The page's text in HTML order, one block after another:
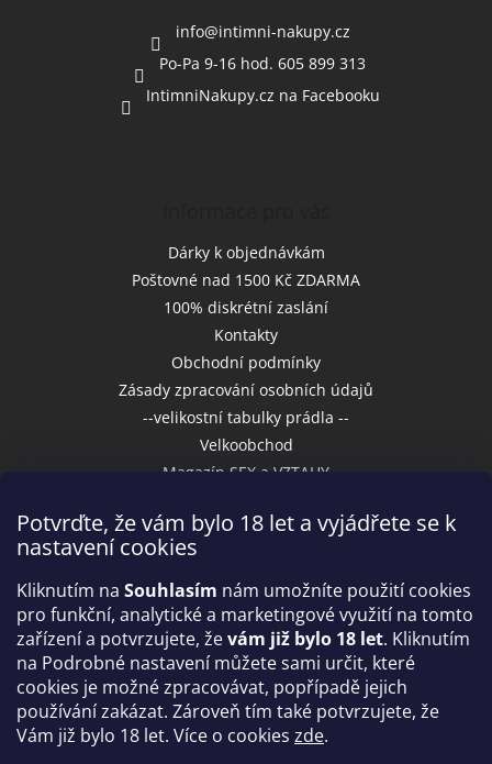
Potvrďte, že vám bylo 18 let a vyjádřete se k
nastavení cookies
Kliknutím na Souhlasím nám umožníte použití cookies
pro funkční, analytické a marketingové využití na tomto
zařízení a potvrzujete, ževám již bylo 18 let. Kliknutím
na Podrobné nastavení můžete sami určit, které
cookies je možné zpracovávat, popřípadě jejich
používání zakázat. Zároveň tím také potvrzujete, že
Vám již bylo 18 let. Více o cookies zde.
info@intimni-nakupy.cz
Po-Pa 9-16 hod. 605 899 313
IntimniNakupy.cz na Facebooku
Dárky k objednávkám
Poštovné nad 1500 Kč ZDARMA
100% diskrétní zaslání
Kontakty
Obchodní podmínky
Zásady zpracování osobních údajů
--velikostní tabulky prádla --
Velkoobchod
Magazín SEX a VZTAHY
Přijímáme online platby